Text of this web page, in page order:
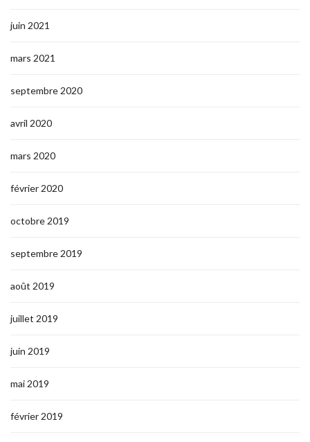
juin 2021
mars 2021
septembre 2020
avril 2020
mars 2020
février 2020
octobre 2019
septembre 2019
août 2019
juillet 2019
juin 2019
mai 2019
février 2019